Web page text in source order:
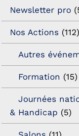
Newsletter pro
Nos Actions (112)
Autres
Formation (15)
Journées
& Handicap (5)